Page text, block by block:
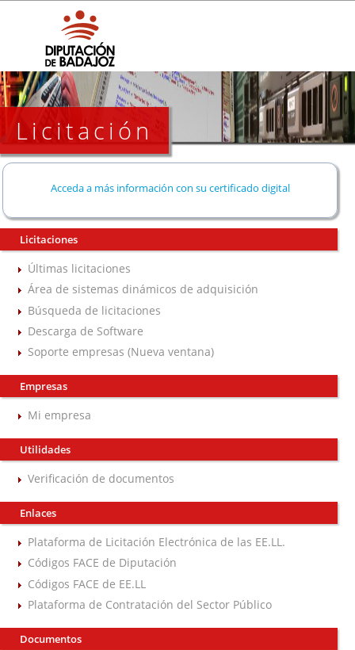
Licitación
Acceda a más información con su certificado digital
Licitaciones
Últimas licitaciones
Área de sistemas dinámicos de adquisición
Búsqueda de licitaciones
Descarga de Software
Soporte empresas (Nueva ventana)
Empresas
Mi empresa
Utilidades
Verificación de documentos
Enlaces
Plataforma de Licitación Electrónica de las EE.LL.
Códigos FACE de Diputación
Códigos FACE de EE.LL
Plataforma de Contratación del Sector Público
Documentos